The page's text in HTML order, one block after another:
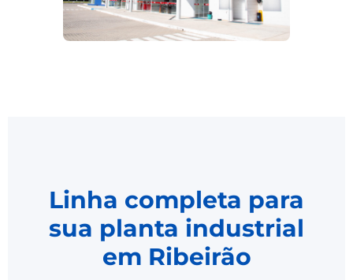
Linha completa para
sua planta industrial
em Ribeirão